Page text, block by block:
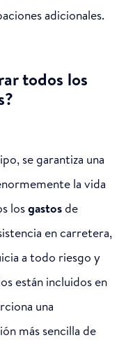
adicionales.
todos los
se garantiza una
la vida
losgastos de
en carretera,
a todo riesgo y
están incluidos en
una
más sencilla de